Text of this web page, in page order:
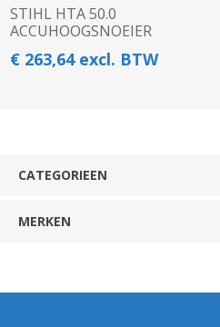
STIHL HTA 50.0
ACCUHOOGSNOEIER
€ 263,64 excl. BTW
CATEGORIEEN
MERKEN